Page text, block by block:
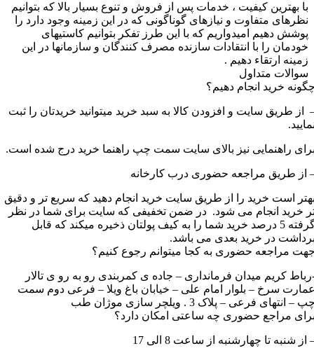
با بهترین کیفیت ، خدمات پس از فروش و تنوع بسیار بالا که بتوانیم
نظرهای متفاوت و نیازهای گوناگونی که در این زمینه وجود دارد را
پوشش دهیم
امیدواریم که با این طرز تفکر بتوانیم کاستیهای
خودمان را با انتقادات سازنده مصرف کنندگان و سازمانها در این
زمینه ارتقاء دهیم .
سوالات متداول
خرید انجام دهیم؟
از طریق سایت و افزودن کالا به سبد خرید میتوانید خریدتان را ثبت
راهنمایی نیز بالای سایت سمت چپ راهنما خرید درج شده است.
از طریق مراجعه حضوری درب کارخانه
است خرید را از طریق سایت خرید انجام دهید که سریع تر و دقیق
خرید انجام می شود. در ضمن تخفیفی که سایت برای شما در نظر
گرفته 5 درصد خرید شما را به کیف پولتان ذخیره میکند که قابل
در خرید بعدی می باشد.
مراجعه حضوری به کجا میتوانم رجوع کنیم؟
رباط کریم میدان فرمانداری – جاده ی کمربندی رو به رو ی تالار
سرخ – بلوار امام علی – خیابان باغ ویلا – فرعی دوم سمت
– انتهای فرعی – پلاک 3 . ویلچر سازی موژان طب
مراجع حضوری چه ساعتی امکان دارد؟
از شنبه تا چهارشنبه از ساعت 8 الی 17